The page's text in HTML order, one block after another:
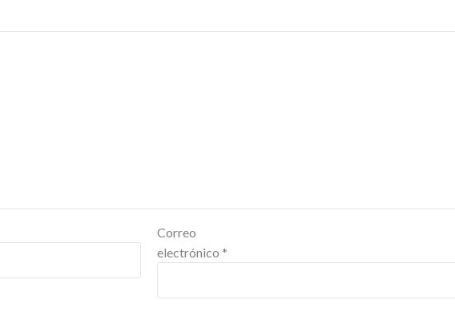
Correo
electrónico *